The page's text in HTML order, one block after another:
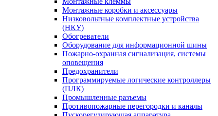
Монтажные коробки и аксессуары
Низковольтные комплектные устройства
(НКУ)
Обогреватели
Оборудование для информационной шины
Пожарно-охранная сигнализация, системы
оповещения
Предохранители
Программируемые логические контроллеры
(ПЛК)
Промышленные разъемы
Противопожарные перегородки и каналы